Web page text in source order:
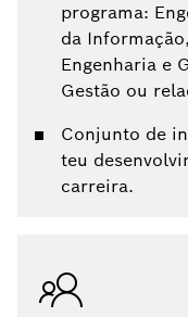
programa:
da
Engenharia e
Gestão ou
Conjunto de
teu
carreira.